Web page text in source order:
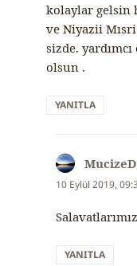
kolaylar gelsin
ve Niyazii
sizde.
olsun .
YANITLA
10 Eylül 2019,
YANITLA